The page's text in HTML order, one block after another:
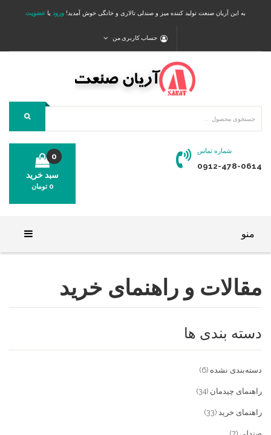
به این آریان صنعت تولید کننده میز و صندلی تالاری و خانگی خوش آمدید! ورود یا عضویت
حساب کاربری من
شماره تماس
0912-478-0614
سبد خرید
0
0 تومان
منو
فروشگاه
میز و صندلی خانگی
تماس با ما
خدمات
تماس با ما
پیش پرداخت
مقالات و راهنمای خرید
دسته بندی ها
دسته‌بندی نشده (6)
راهنمای چیدمان (34)
راهنمای خرید (33)